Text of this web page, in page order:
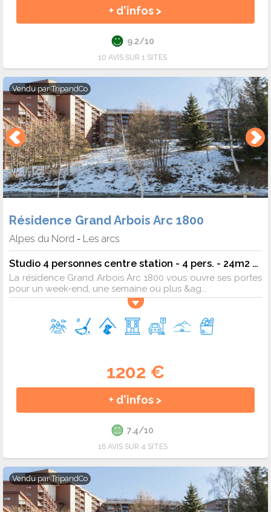
+ d'infos >
9.2/10
10 AVIS SUR 1 SITES
Vendu parTripandCo
Résidence Grand Arbois Arc 1800
Alpes du Nord - Les arcs
Studio 4 personnes centre station - 4 pers. - 24m2 - TV
La résidence Grand Arbois Arc 1800 vous ouvre ses portes
pour un week-end, une semaine ou plus &ag...
1202 €
+ d'infos >
7.4/10
16 AVIS SUR 4 SITES
Vendu parTripandCo